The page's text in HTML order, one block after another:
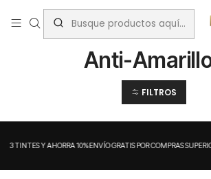
Inicio Matizadores Anti-
Anti-
FILTROS
3 TINTES Y AHORRA 10%ENVÍO GRATIS POR COMPRAS